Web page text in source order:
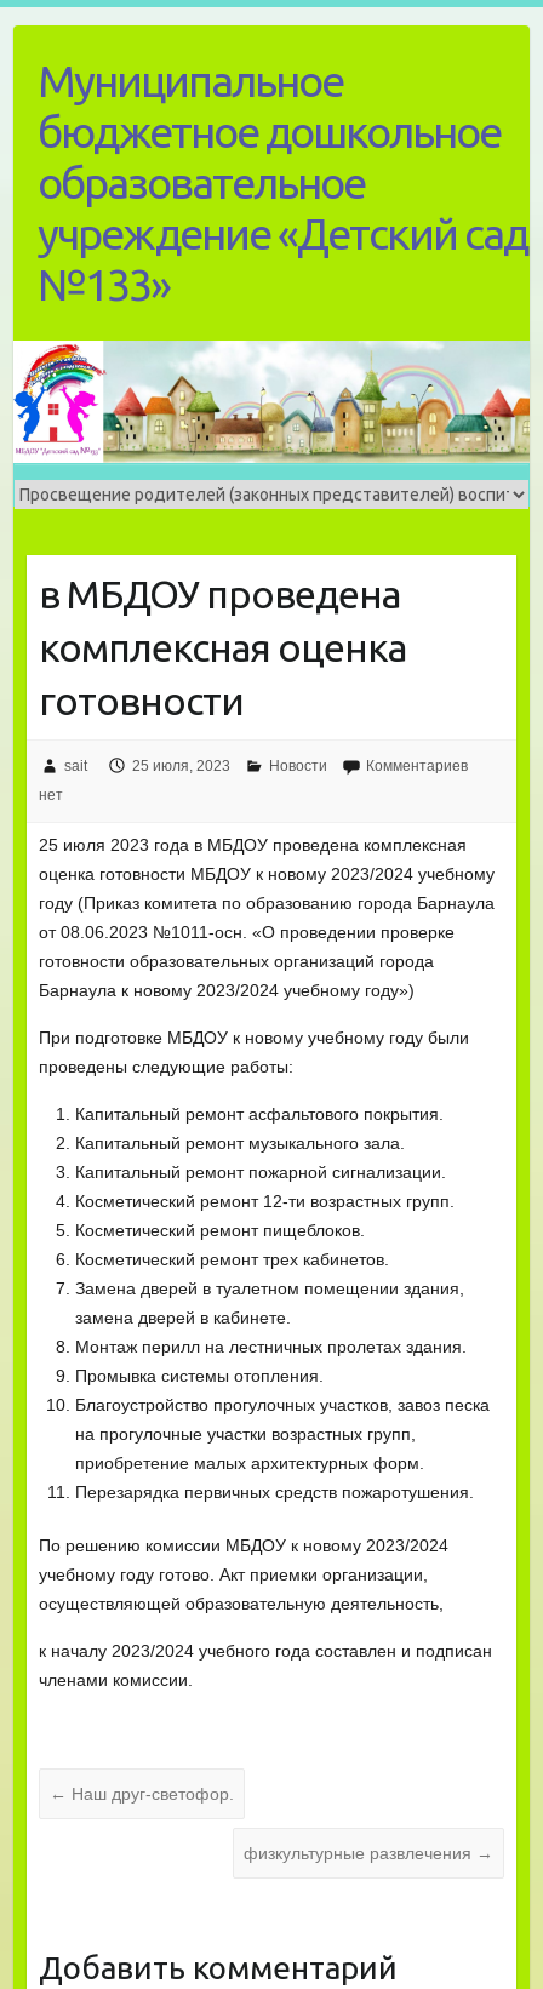
contentМуниципальное
бюджетное дошкольное
образовательное
учреждение «Детский сад
№133»
в МБДОУ проведена
комплексная оценка
готовности
sait 25 июля, 2023 Новости
Комментариев
нет
25 июля 2023 года в МБДОУ проведена комплексная
оценка готовности МБДОУ к новому 2023/2024 учебному
году (Приказ комитета по образованию города Барнаула
от 08.06.2023 №1011-осн. «О проведении проверке
готовности образовательных организаций города
Барнаула к новому 2023/2024 учебному году»)
При подготовке МБДОУ к новому учебному году были
проведены следующие работы:
Капитальный ремонт асфальтового покрытия.
Капитальный ремонт музыкального зала.
Капитальный ремонт пожарной сигнализации.
Косметический ремонт 12-ти возрастных групп.
Косметический ремонт пищеблоков.
Косметический ремонт трех кабинетов.
Замена дверей в туалетном помещении здания,
замена дверей в кабинете.
Монтаж перилл на лестничных пролетах здания.
Промывка системы отопления.
Благоустройство прогулочных участков, завоз песка
на прогулочные участки возрастных групп,
приобретение малых архитектурных форм.
Перезарядка первичных средств пожаротушения.
По решению комиссии МБДОУ к новому 2023/2024
учебному году готово. Акт приемки организации,
осуществляющей образовательную деятельность,
к началу 2023/2024 учебного года составлен и подписан
членами комиссии.
← Наш друг-светофор.
физкультурные развлечения →
Добавить комментарий